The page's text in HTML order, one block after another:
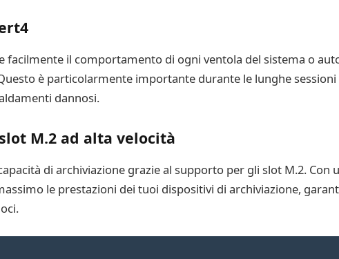
facilmente il comportamento di ogni ventola del sistema o
è particolarmente importante durante le lunghe
dannosi.
M.2 ad alta velocità
di archiviazione grazie al supporto per gli slot M.2. Con
le prestazioni dei tuoi dispositivi di archiviazione,